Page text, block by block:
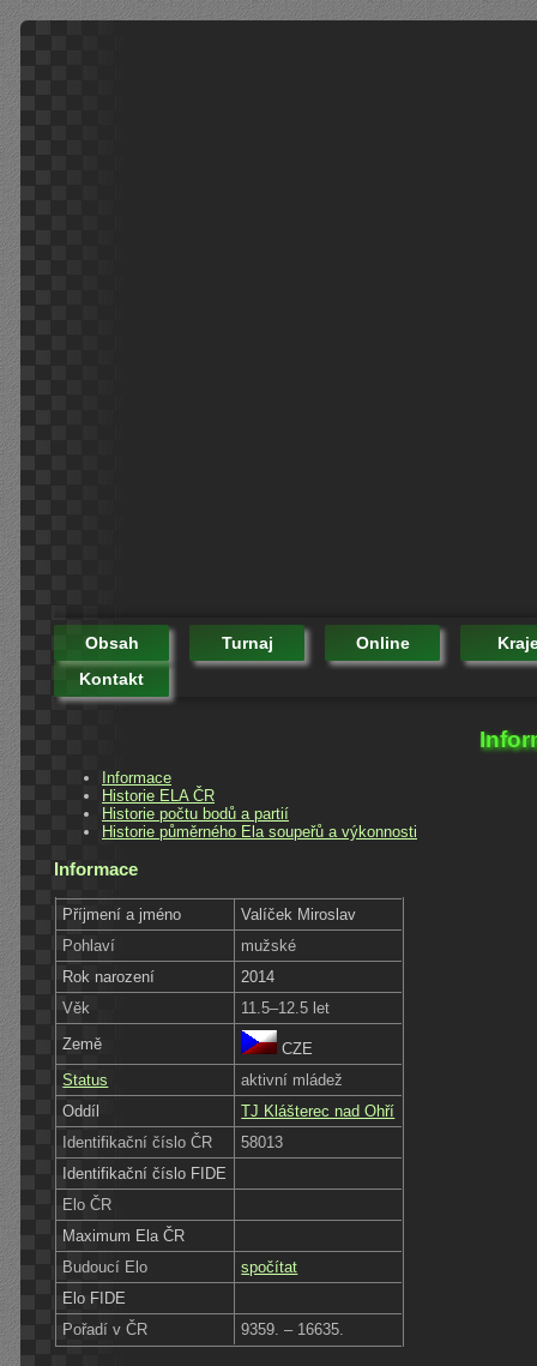
Obsah Turnaj Online
Kontakt
Informace
Historie ELA ČR
Historie počtu bodů a partií
Historie půměrného Ela soupeřů a výkonnosti
Informace
Příjmení a jméno
Valíček Miroslav
Pohlaví
mužské
Rok narození
2014
Věk
11.5–12.5 let
Země
CZE
Status
aktivní mládež
Oddíl
TJ Klášterec nad Ohří
Identifikační číslo ČR
58013
Identifikační číslo FIDE
Elo ČR
Maximum Ela ČR
Budoucí Elo
spočítat
Elo FIDE
Pořadí v ČR
9359. – 16635.